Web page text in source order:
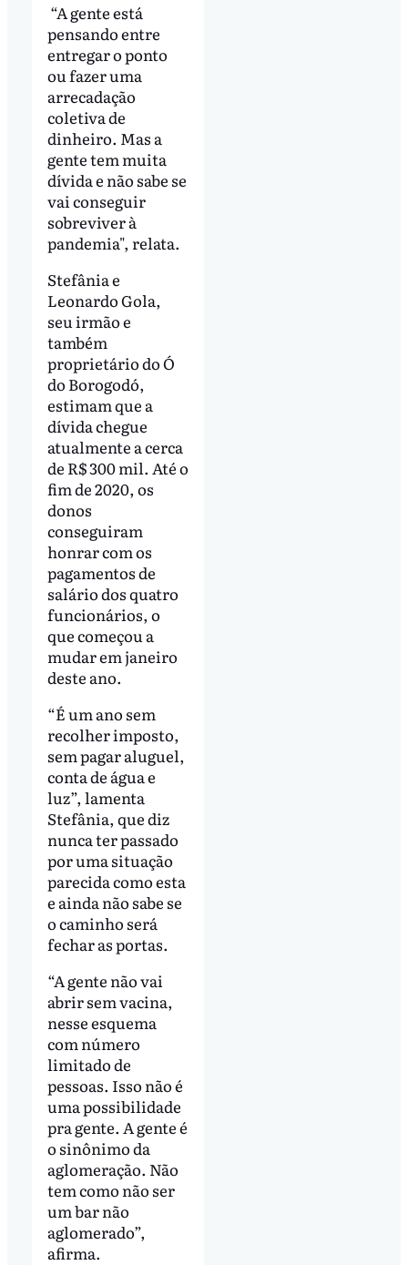
“A gente está
pensando entre
entregar o ponto
ou fazer uma
arrecadação
coletiva de
dinheiro. Mas a
gente tem muita
dívida e não sabe se
vai conseguir
sobreviver à
pandemia", relata.
Stefânia e
Leonardo Gola,
seu irmão e
também
proprietário do Ó
do Borogodó,
estimam que a
dívida chegue
atualmente a cerca
de R$ 300 mil. Até o
fim de 2020, os
donos
conseguiram
honrar com os
pagamentos de
salário dos quatro
funcionários, o
que começou a
mudar em janeiro
deste ano.
“É um ano sem
recolher imposto,
sem pagar aluguel,
conta de água e
luz”, lamenta
Stefânia, que diz
nunca ter passado
por uma situação
parecida como esta
e ainda não sabe se
o caminho será
fechar as portas.
“A gente não vai
abrir sem vacina,
nesse esquema
com número
limitado de
pessoas. Isso não é
uma possibilidade
pra gente. A gente é
o sinônimo da
aglomeração. Não
tem como não ser
um bar não
aglomerado”,
afirma.